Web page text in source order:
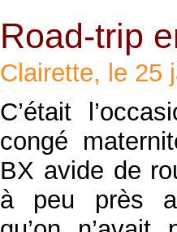
Road-trip
Clairette, le 25
C’était
congé
BX avide de
à peu près